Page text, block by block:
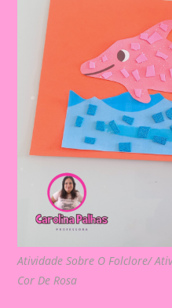
Atividade Sobre O Folclore/
Cor De Rosa